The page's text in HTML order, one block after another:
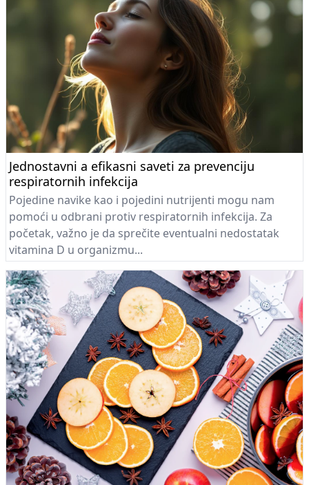
Jednostavni a efikasni saveti za prevenciju
respiratornih infekcija
Pojedine navike kao i pojedini nutrijenti mogu nam
pomoći u odbrani protiv respiratornih infekcija. Za
početak, važno je da sprečite eventualni nedostatak
vitamina D u organizmu...